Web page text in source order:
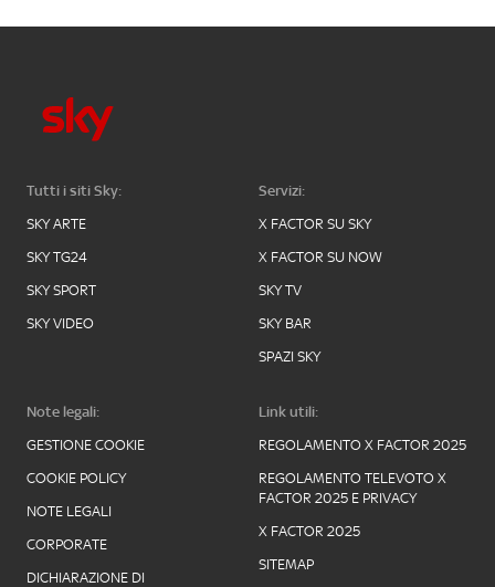
Tutti i siti Sky:
SKY ARTE
SKY TG24
SKY SPORT
SKY VIDEO
Servizi:
X FACTOR SU SKY
X FACTOR SU NOW
SKY TV
SKY BAR
SPAZI SKY
Note legali:
GESTIONE COOKIE
COOKIE POLICY
NOTE LEGALI
CORPORATE
DICHIARAZIONE DI
Link utili:
REGOLAMENTO X FACTOR 2025
REGOLAMENTO TELEVOTO X
FACTOR 2025 E PRIVACY
X FACTOR 2025
SITEMAP